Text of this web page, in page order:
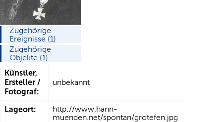
Zugehörige
Ereignisse (1)
Zugehörige
Objekte (1)
Künstler,
Ersteller /
Fotograf:
unbekannt
Lageort:
http://www.hann-
muenden.net/spontan/grotefen.jpg